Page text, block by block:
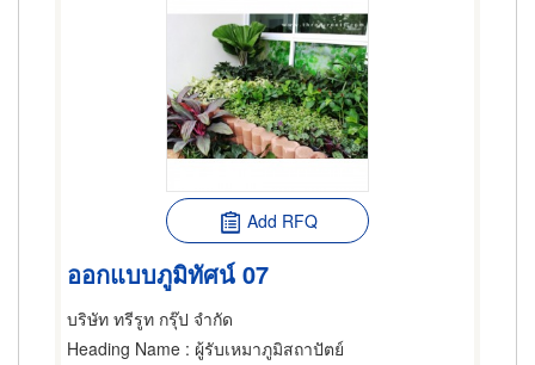
Add RFQ
ออกแบบภูมิทัศน์ 07
บริษัท ทรีรูท กรุ๊ป จำกัด
Heading Name : ผู้รับเหมาภูมิสถาปัตย์